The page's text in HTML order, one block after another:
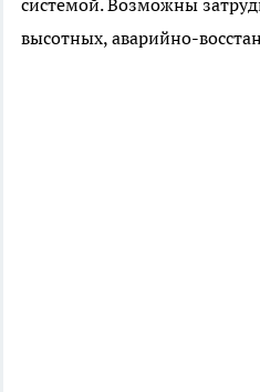
системой. Возможны
высотных, аварийно-